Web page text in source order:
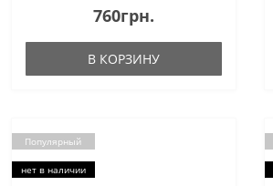
качественных материалов,
поэтому может выдержать
тяговое усилие до 5 тонн. Пр..
760грн.
В КОРЗИНУ
Популярный
нет в наличии